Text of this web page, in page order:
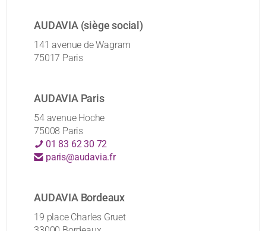
AUDAVIA (siège social)
141 avenue de Wagram
75017 Paris
AUDAVIA Paris
54 avenue Hoche
75008 Paris
01 83 62 30 72
paris@audavia.fr
AUDAVIA Bordeaux
19 place Charles Gruet